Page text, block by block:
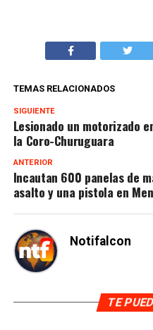
TEMAS RELACIONADOS
SIGUIENTE
Lesionado un motorizado
la Coro-Churuguara
ANTERIOR
Incautan 600 panelas de
asalto y una pistola en
Notifalcon
TE